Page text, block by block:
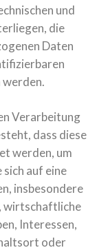
und
die
Daten
werden.
Verarbeitung
dass diese
werden, um
auf eine
insbesondere
wirtschaftliche
Interessen,
oder